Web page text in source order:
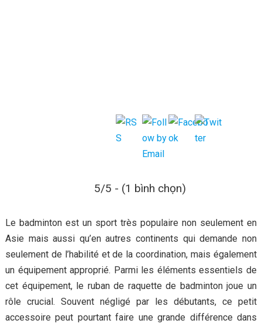
5/5 - (1 bình chọn)
Le badminton est un sport très populaire non seulement en
Asie mais aussi qu’en autres continents qui demande non
seulement de l’habilité et de la coordination, mais également
un équipement approprié. Parmi les éléments essentiels de
cet équipement, le ruban de raquette de badminton joue un
rôle crucial. Souvent négligé par les débutants, ce petit
accessoire peut pourtant faire une grande différence dans